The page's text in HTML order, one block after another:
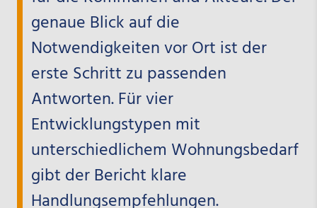
genaue Blick auf die
Notwendigkeiten vor Ort ist der
erste Schritt zu passenden
Antworten. Für vier
Entwicklungstypen mit
unterschiedlichem Wohnungsbedarf
gibt der Bericht klare
Handlungsempfehlungen.